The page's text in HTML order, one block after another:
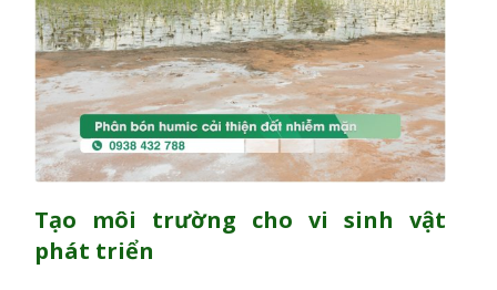
Tạo môi trường cho vi sinh vật
phát triển